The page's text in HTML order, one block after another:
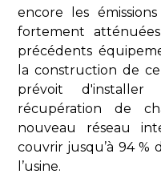
encore les
fortement
précédents
la construction de
prévoit
récupération de
nouveau réseau
couvrir jusqu’à 94 %
l’usine.